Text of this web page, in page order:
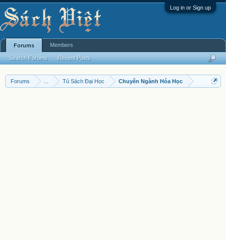
Log in or Sign up
Forums Tủ Sách Đại Học Chuyên Ngành Hóa Học
Forums
Search Forums Recent Posts
Members